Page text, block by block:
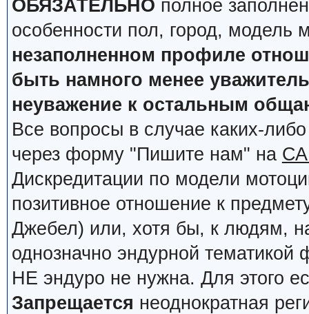
ОБЯЗАТЕЛЬНО полное
особенности пол, город, модель
незаполненном профиле
быть намного менее
неуважение к остальным
Все вопросы в случае каких-
через форму "Пишите нам" на
Дискредитации по модели
позитивное отношение к
Джебел) или, хотя бы, к людям,
однозначно эндурной тематикой
НЕ эндуро не нужна. Для этого
Запрещается неоднократная